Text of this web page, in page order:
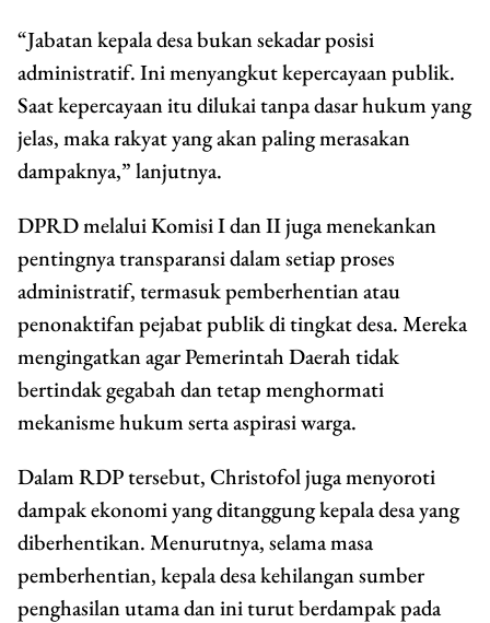
“Jabatan kepala desa bukan sekadar posisi
administratif. Ini menyangkut kepercayaan publik.
Saat kepercayaan itu dilukai tanpa dasar hukum yang
jelas, maka rakyat yang akan paling merasakan
dampaknya,” lanjutnya.
DPRD melalui Komisi I dan II juga menekankan
pentingnya transparansi dalam setiap proses
administratif, termasuk pemberhentian atau
penonaktifan pejabat publik di tingkat desa. Mereka
mengingatkan agar Pemerintah Daerah tidak
bertindak gegabah dan tetap menghormati
mekanisme hukum serta aspirasi warga.
Dalam RDP tersebut, Christofol juga menyoroti
dampak ekonomi yang ditanggung kepala desa yang
diberhentikan. Menurutnya, selama masa
pemberhentian, kepala desa kehilangan sumber
penghasilan utama dan ini turut berdampak pada